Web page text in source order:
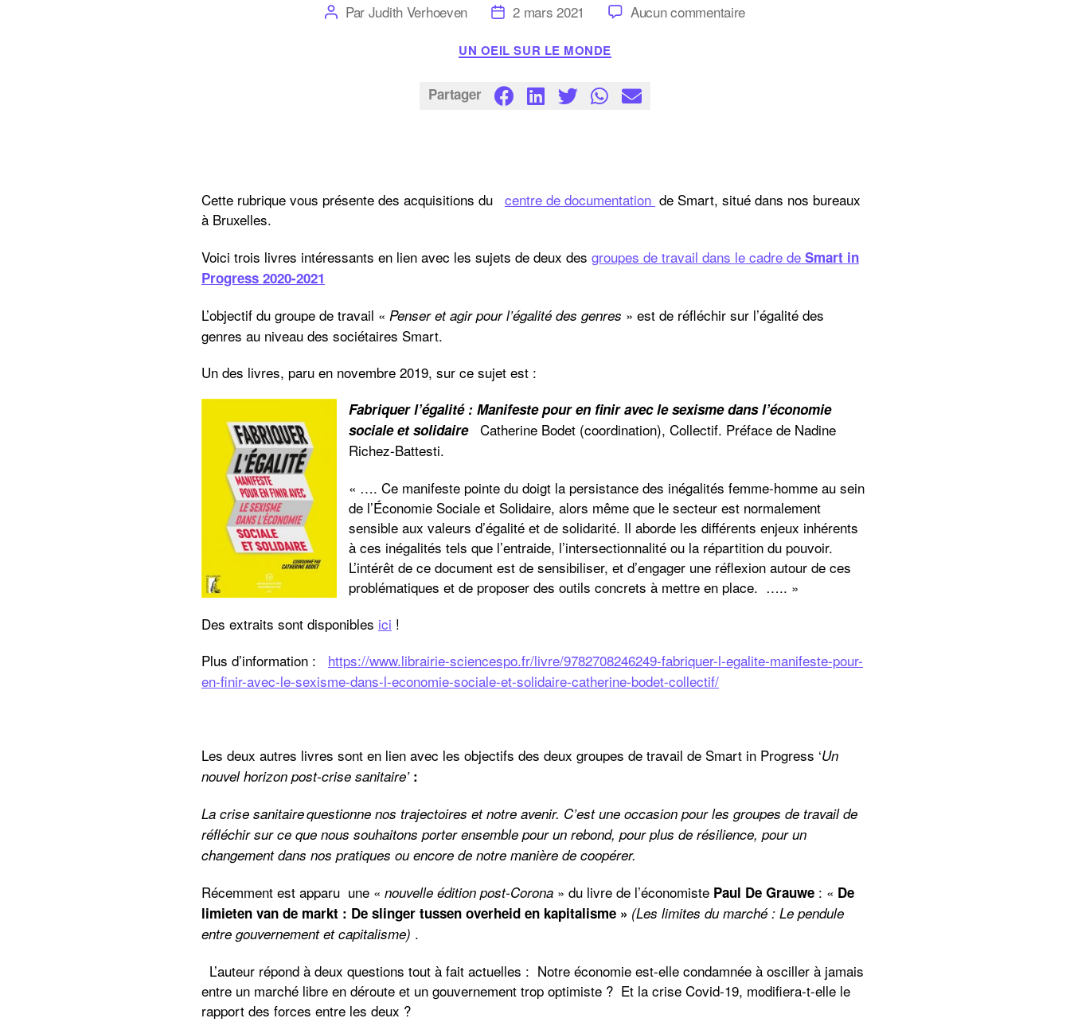
Auteur
de
Par Judith Verhoeven Date
de
2 mars 2021 Aucun commentairesur
Catégories
UN OEIL SUR LE MONDE
Partager
Cette rubrique vous présente des acquisitions du centre de documentation de Smart, situé dans nos bureaux
à Bruxelles.
Voici trois livres intéressants en lien avec les sujets de deux des groupes de travail dans le cadre de Smart in
Progress 2020-2021
L’objectif du groupe de travail « Penser et agir pour l’égalité des genres » est de réfléchir sur l’égalité des
genres au niveau des sociétaires Smart.
Un des livres, paru en novembre 2019, sur ce sujet est :
Fabriquer l’égalité : Manifeste pour en finir avec le sexisme dans l’économie
sociale et solidaire
Catherine Bodet (coordination), Collectif. Préface de Nadine
Richez-Battesti.
« …. Ce manifeste pointe du doigt la persistance des inégalités femme-homme au sein
de l’Économie Sociale et Solidaire, alors même que le secteur est normalement
sensible aux valeurs d’égalité et de solidarité. Il aborde les différents enjeux inhérents
à ces inégalités tels que l’entraide, l’intersectionnalité ou la répartition du pouvoir.
L’intérêt de ce document est de sensibiliser, et d’engager une réflexion autour de ces
problématiques et de proposer des outils concrets à mettre en place. ….. »
Des extraits sont disponibles ici !
Plus d’information :
https://www.librairie-sciencespo.fr/livre/9782708246249-fabriquer-l-egalite-manifeste-pour-
en-finir-avec-le-sexisme-dans-l-economie-sociale-et-solidaire-catherine-bodet-collectif/
Les deux autres livres sont en lien avec les objectifs des deux groupes de travail de Smart in Progress ‘Un
nouvel horizon post-crise sanitaire’:
La crise sanitaire questionne nos trajectoires et notre avenir. C’est une occasion pour les groupes de travail de
réfléchir sur ce que nous souhaitons porter ensemble pour un rebond, pour plus de résilience, pour un
changement dans nos pratiques ou encore de notre manière de coopérer.
Récemment est apparu une « nouvelle édition post-Corona» du livre de l’économiste Paul De Grauwe: « De
limieten van de markt : De slinger tussen overheid en kapitalisme » (Les limites du marché : Le pendule
entre gouvernement et capitalisme) .
L’auteur répond à deux questions tout à fait actuelles : Notre économie est-elle condamnée à osciller à jamais
entre un marché libre en déroute et un gouvernement trop optimiste ? Et la crise Covid-19, modifiera-t-elle le
rapport des forces entre les deux ?